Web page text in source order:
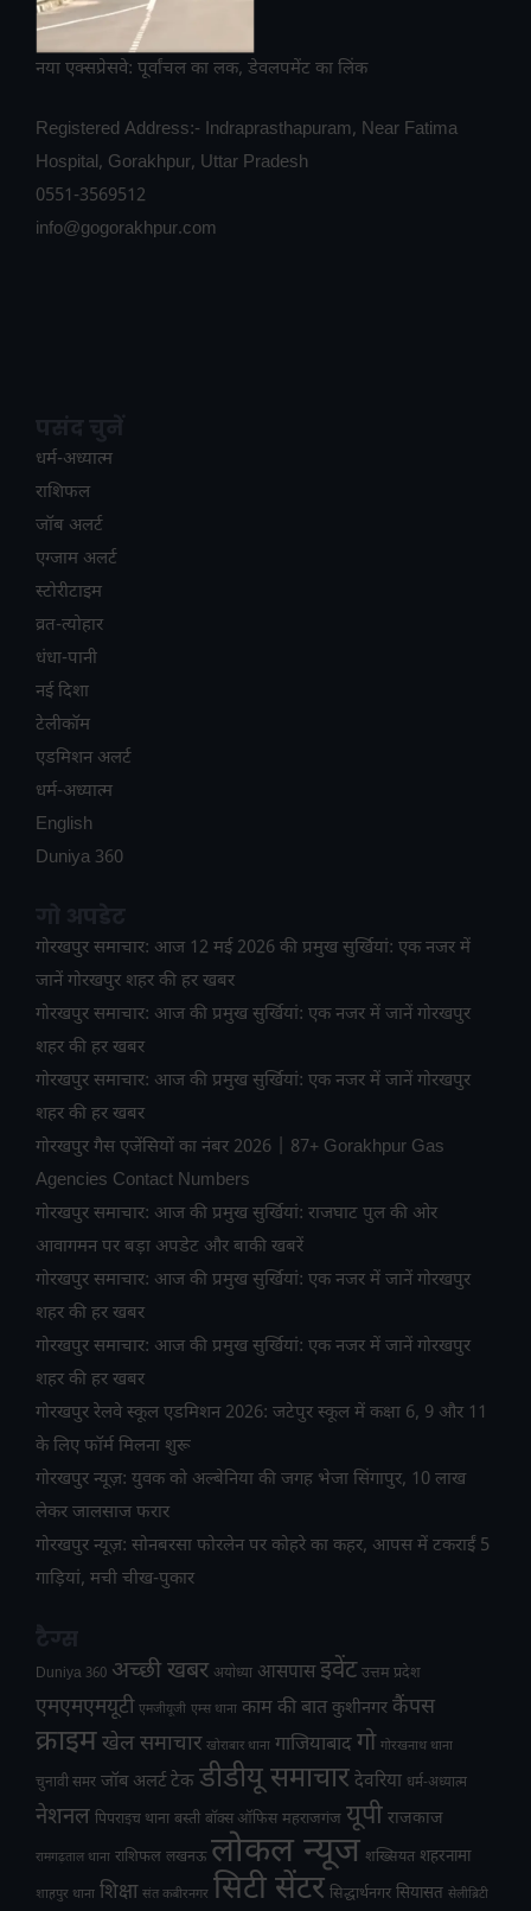
नया एक्सप्रेसवे: पूर्वांचल का लक, डेवलपमेंट का लिंक
Registered Address:- Indraprasthapuram, Near Fatima
Hospital, Gorakhpur, Uttar Pradesh
0551-3569512
info@gogorakhpur.com
धर्म-अध्यात्म
राशिफल
जॉब अलर्ट
एग्जाम अलर्ट
स्टोरीटाइम
व्रत-त्योहार
धंधा-पानी
नई दिशा
टेलीकॉम
ए​डमिशन अलर्ट
धर्म-अध्यात्म
English
Duniya 360
गोरखपुर समाचार: आज 12 मई 2026 की प्रमुख सुर्खियां: एक नजर में
जानें गोरखपुर शहर की हर खबर
गोरखपुर समाचार: आज की प्रमुख सुर्खियां: एक नजर में जानें गोरखपुर
शहर की हर खबर
गोरखपुर समाचार: आज की प्रमुख सुर्खियां: एक नजर में जानें गोरखपुर
शहर की हर खबर
गोरखपुर गैस एजेंसियों का नंबर 2026 | 87+ Gorakhpur Gas
Agencies Contact Numbers
गोरखपुर समाचार: आज की प्रमुख सुर्खियां: राजघाट पुल की ओर
आवागमन पर बड़ा अपडेट और बाकी खबरें
गोरखपुर समाचार: आज की प्रमुख सुर्खियां: एक नजर में जानें गोरखपुर
शहर की हर खबर
गोरखपुर समाचार: आज की प्रमुख सुर्खियां: एक नजर में जानें गोरखपुर
शहर की हर खबर
गोरखपुर रेलवे स्कूल एडमिशन 2026: जटेपुर स्कूल में कक्षा 6, 9 और 11
के लिए फॉर्म मिलना शुरू
गोरखपुर न्यूज़: युवक को अल्बेनिया की जगह भेजा सिंगापुर, 10 लाख
लेकर जालसाज फरार
गोरखपुर न्यूज़: सोनबरसा फोरलेन पर कोहरे का कहर, आपस में टकराईं 5
गाड़ियां, मची चीख-पुकार
Duniya 360 अच्छी खबर अयोध्या आसपास इवेंट उत्तम प्रदेश
एमएमएमयूटी एमजीयूजी एम्स थाना काम की बात कुशीनगर कैंपस
क्राइमखेल समाचार खोराबार थाना गाजियाबादगो गोरखनाथ थाना
चुनावी समर जॉब अलर्ट टेक डीडीयू समाचार देवरिया धर्म-अध्यात्म
नेशनल पिपराइच थाना बस्ती बॉक्स ऑफिस महराजगंज यूपी राजकाज
रामगढ़ताल थाना राशिफल लखनऊ लोकल न्यूज शख्सियत शहरनामा
शाहपुर थाना शिक्षा संत कबीरनगर सिटी सेंटर सिद्धार्थनगर सियासत सेलीब्रिटी